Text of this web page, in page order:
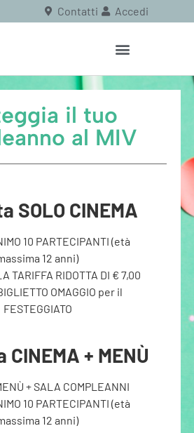
Contatti Accedi
il tuo
al MIV
SOLO CINEMA
10 PARTECIPANTI (età
12 anni)
TARIFFA RIDOTTA DI € 7,00
OMAGGIO per il
FESTEGGIATO
+ MENÙ
Ù +SALA COMPLEANNI
10 PARTECIPANTI (età
12 anni)